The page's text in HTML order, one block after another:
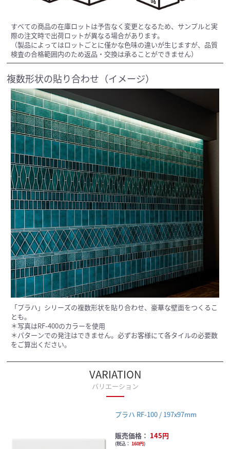
すべての商品の在庫ロットは予告なく変更となるため、サンプルと実
際の注文時で出荷ロットが異なる場合があります。
（製品によってはロットごとに僅かな色味の違いが生じますが、品質
検査の合格範囲内のため返品・交換は承ることができません）
複数形状の貼り合わせ（イメージ）
「プラハ」シリーズの複数形状を貼り合わせ、豪華な壁面をつくるこ
とも。
＊写真はRF-400のカラーを使用
＊パターンでの発注はできません。必ずお客様にて各タイルの必要数
をご算出ください。
VARIATION
バリエーション
プラハ RF-100 / 197x97mm
販売価格： 145円
(税込： 160円)